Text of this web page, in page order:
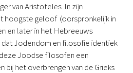
van Aristoteles. In zijn
hoogste geloof (oorspronkelijk in
en later in het Hebreeuws
Jodendom en filosofie identiek
Joodse filosofen een
bij het overbrengen van de Grieks